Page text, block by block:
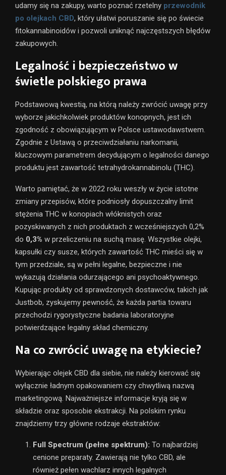
udamy się na zakupy, warto poznać rzetelny przewodnik
po olejkach CBD, który ułatwi poruszanie się po świecie
fitokannabinoidów i pozwoli uniknąć najczęstszych błędów
zakupowych.
Legalność i bezpieczeństwo w
świetle polskiego prawa
Podstawową kwestią, na którą należy zwrócić uwagę przy
wyborze jakichkolwiek produktów konopnych, jest ich
zgodność z obowiązującym w Polsce ustawodawstwem.
Zgodnie z Ustawą o przeciwdziałaniu narkomanii,
kluczowym parametrem decydującym o legalności danego
produktu jest zawartość tetrahydrokannabinolu (THC).
Warto pamiętać, że w 2022 roku weszły w życie istotne
zmiany przepisów, które podniosły dopuszczalny limit
stężenia THC w konopiach włóknistych oraz
pozyskiwanych z nich produktach z wcześniejszych 0,2%
do 0,3% w przeliczeniu na suchą masę. Wszystkie olejki,
kapsułki czy susze, których zawartość THC mieści się w
tym przedziale, są w pełni legalne, bezpieczne i nie
wykazują działania odurzającego ani psychoaktywnego.
Kupując produkty od sprawdzonych dostawców, takich jak
Justbob, zyskujemy pewność, że każda partia towaru
przechodzi rygorystyczne badania laboratoryjne
potwierdzające legalny skład chemiczny.
Na co zwrócić uwagę na etykiecie?
Wybierając olejek CBD dla siebie, nie należy kierować się
wyłącznie ładnym opakowaniem czy chwytliwą nazwą
marketingową. Najważniejsze informacje kryją się w
składzie oraz sposobie ekstrakcji. Na polskim rynku
znajdziemy trzy główne rodzaje ekstraktów:
Full Spectrum (pełne spektrum): To najbardziej
cenione preparaty. Zawierają nie tylko CBD, ale
również pełen wachlarz innych legalnych